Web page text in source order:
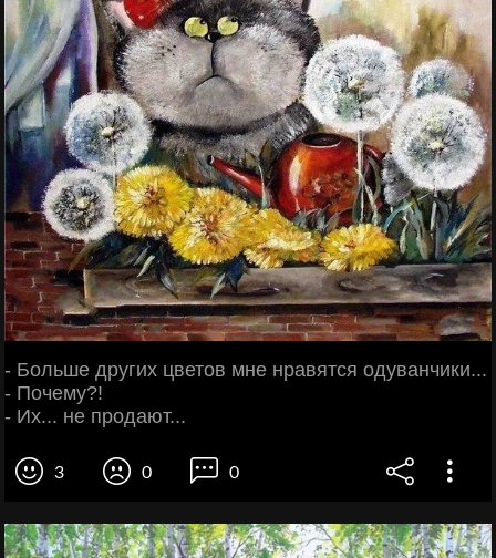
- Больше других цветов мне нравятся одуванчики...
- Почему?!
- Их... не продают...
3 0 0